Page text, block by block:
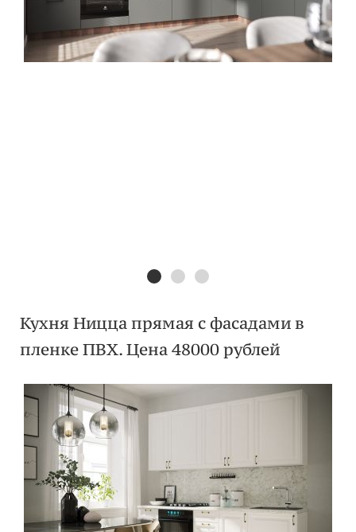
Кухня Ницца прямая с фасадами в
пленке ПВХ. Цена 48000 рублей